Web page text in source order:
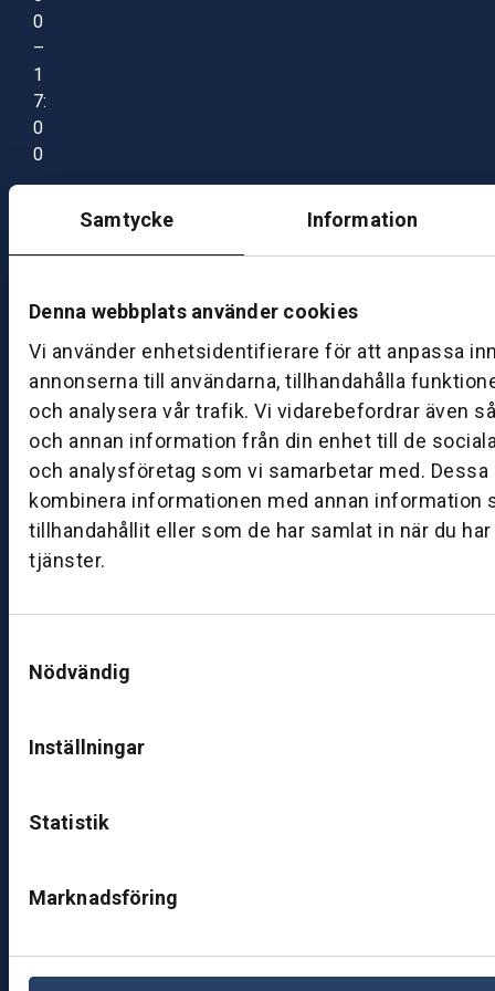
Samtycke Information
Denna webbplats använder cookies
Vi använder enhetsidentifierare för att anpassa
annonserna till användarna, tillhandahålla
och analysera vår trafik. Vi vidarebefordrar även
och annan information från din enhet till de
och analysföretag som vi samarbetar med. Dessa
kombinera informationen med annan information
tillhandahållit eller som de har samlat in när du
tjänster.
Nödvändig
Inställningar
Statistik
Marknadsföring
0
–
1
7:
0
0
ut
S
ö
v
d
e
ik
J
ö
g
u
d